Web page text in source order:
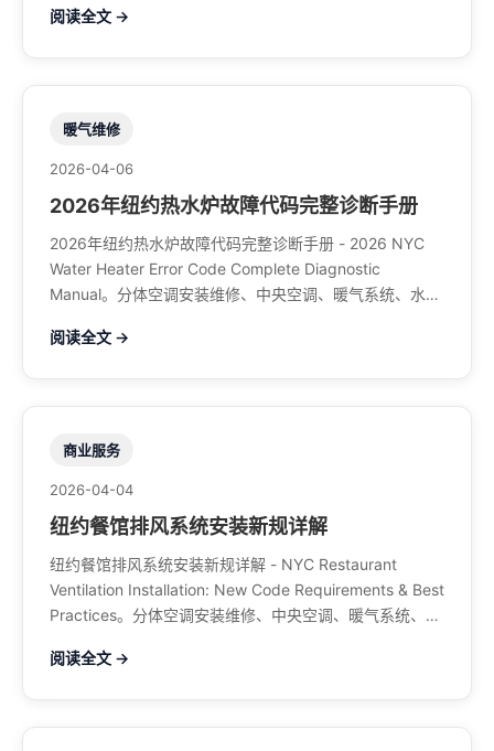
阅读全文 →
暖气维修
2026-04-06
2026年纽约热水炉故障代码完整诊断手册
2026年纽约热水炉故障代码完整诊断手册 - 2026 NYC
Water Heater Error Code Complete Diagnostic
Manual。分体空调安装维修、中央空调、暖气系统、水管
阅读全文 →
商业服务
2026-04-04
纽约餐馆排风系统安装新规详解
纽约餐馆排风系统安装新规详解 - NYC Restaurant
Ventilation Installation: New Code Requirements & Best
Practices。分体空调安装维修、中央空调、暖气系统、水
8979
阅读全文 →